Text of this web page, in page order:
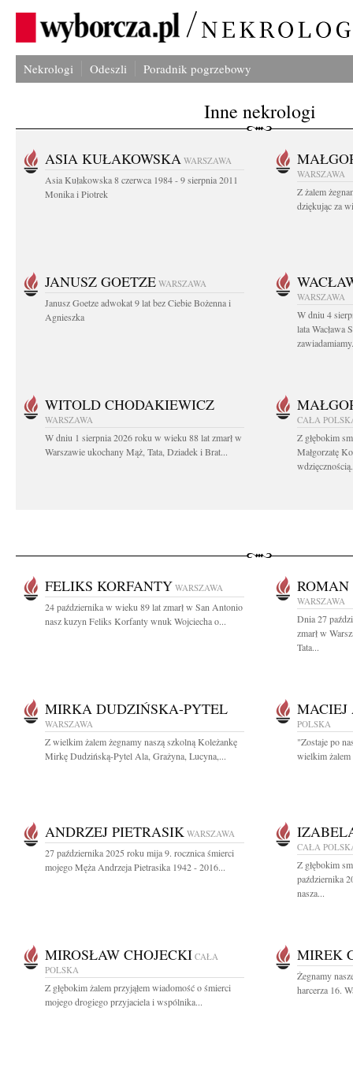
Nekrologi Odeszli Poradnik pogrzebowy
Inne nekrologi
ASIA KUŁAKOWSKA WARSZAWA
Asia Kułakowska 8 czerwca 1984 - 9 sierpnia 2011
Monika i Piotrek
WARSZAWA
Z żalem
dziękując za
JANUSZ GOETZE WARSZAWA
Janusz Goetze adwokat 9 lat bez Ciebie Bożenna i
Agnieszka
WARSZAWA
W dniu 4
lata Wacława
WITOLD CHODAKIEWICZ
WARSZAWA
W dniu 1 sierpnia 2026 roku w wieku 88 lat zmarł w
Warszawie ukochany Mąż, Tata, Dziadek i Brat...
CAŁA
Z głębokim
Małgorzatę
FELIKS KORFANTY WARSZAWA
24 października w wieku 89 lat zmarł w San Antonio
nasz kuzyn Feliks Korfanty wnuk Wojciecha o...
WARSZAWA
Dnia 27
zmarł w
Tata...
MIRKA DUDZIŃSKA-PYTEL
WARSZAWA
Z wielkim żalem żegnamy naszą szkolną Koleżankę
Mirkę Dudzińską-Pytel Ala, Grażyna, Lucyna,...
POLSKA
"Zostaje po
wielkim żalem
ANDRZEJ PIETRASIK WARSZAWA
27 października 2025 roku mija 9. rocznica śmierci
mojego Męża Andrzeja Pietrasika 1942 - 2016...
CAŁA
Z głębokim
października
nasza...
MIROSŁAW CHOJECKI CAŁA
POLSKA
Z głębokim żalem przyjąłem wiadomość o śmierci
mojego drogiego przyjaciela i wspólnika...
MIREK
Żegnamy
harcerza 16.